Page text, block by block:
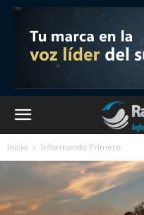
Inicio Informando Primero